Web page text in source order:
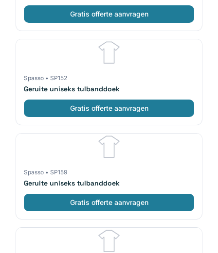
Gratis offerte aanvragen
Spasso • SP152
Geruite uniseks tulbanddoek
Gratis offerte aanvragen
Spasso • SP159
Geruite uniseks tulbanddoek
Gratis offerte aanvragen